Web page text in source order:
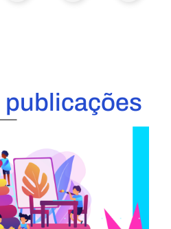
publicações